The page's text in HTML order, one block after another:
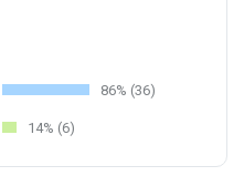
86% (36)
14% (6)